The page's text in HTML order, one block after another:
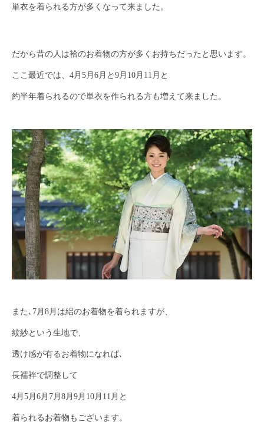
単衣を着られる方が多くなって来ました。
だから昔の人は袷のお着物の方が多くお持ちだったと思います。
ここ最近では、4月5月6月と9月10月11月と
約半年着られるので単衣を作られる方も増えて来ました。
また､7月8月は絽のお着物を着られますが、
紋紗という生地で、
透け感が有るお着物になれば､
長襦袢で調整して
4月5月6月7月8月9月10月11月と
着られるお着物もございます。